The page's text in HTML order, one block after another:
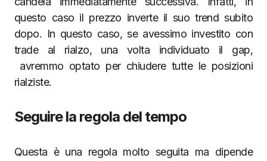
questo caso il prezzo inverte il suo trend subito
dopo. In questo caso, se avessimo investito con
trade al rialzo, una volta individuato il gap,
avremmo optato per chiudere tutte le posizioni
rialziste.
Seguire la regola del tempo
Questa è una regola molto seguita ma dipende